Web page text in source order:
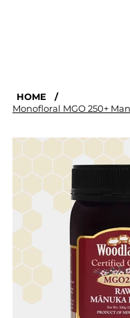
HOME
/
Monofloral MGO 250+